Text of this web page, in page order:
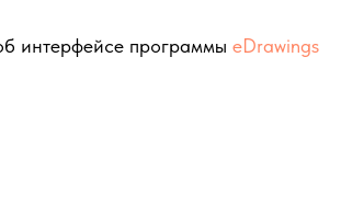
интерфейсе программы eDrawings